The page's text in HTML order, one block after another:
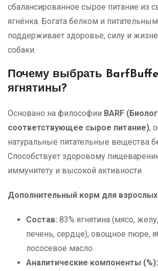
сбалансированное сырое питание из
ягнёнка. Богата белком и
поддерживает здоровье, силу и
собаки.
Почему выбрать
ягнятины?
Основано на философии BARF
соответствующее сырое питание),
натуральные питательные вещества
Способствует здоровому
иммунитету и высокой активности.
Дополнительный корм для
Состав: 83% ягнятина (мясо,
печень, сердце), овощное пюре,
лососевое масло.
Аналитические компоненты (%):